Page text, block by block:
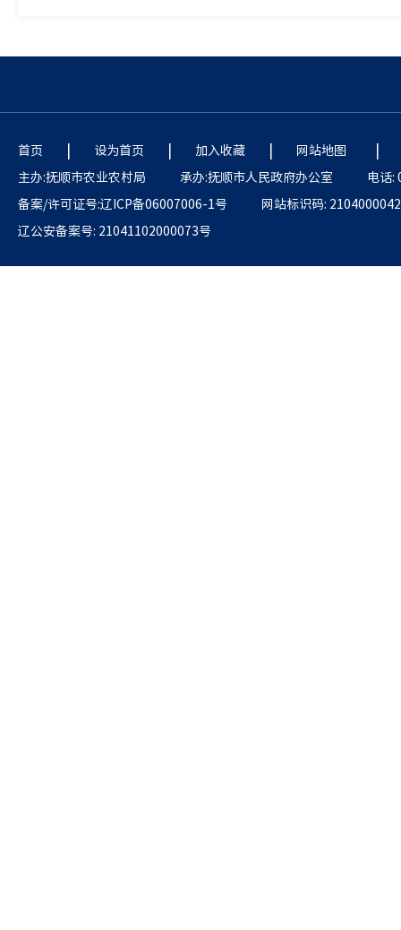
首页 | 设为首页 | 加入收藏 | 网站地图 |
主办:抚顺市农业农村局 承办:抚顺市人民政府办公室
电话:
备案/许可证号:辽ICP备06007006-1号
网站标识码: 2104000042
辽公安备案号: 21041102000073号